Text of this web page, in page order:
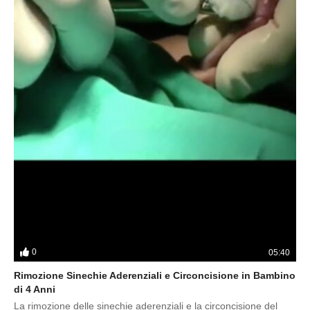
0 05:40
Rimozione Sinechie Aderenziali e Circoncisione in Bambino
di 4 Anni
La rimozione delle sinechie aderenziali e la circoncisione del